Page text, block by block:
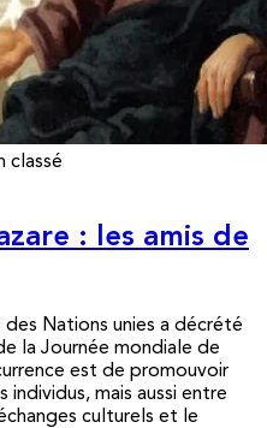
classé
: les amis de
des Nations unies a décrété
la Journée mondiale de
est de promouvoir
individus, mais aussi entre
culturels et le